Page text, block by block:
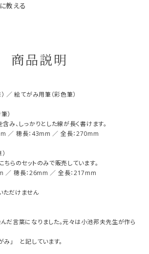
教える
商品説明
／ 絵てがみ用筆（彩色筆）
）
み、しっかりとした線が長く書けます。
／ 穂長：43mm ／ 全長：270mm
ちらのセットのみで販売しています。
／ 穂長：26mm ／ 全長：217mm
ただけません
だ言葉になりました。元々は小池邦夫先生が作ら
み」 と記しています。